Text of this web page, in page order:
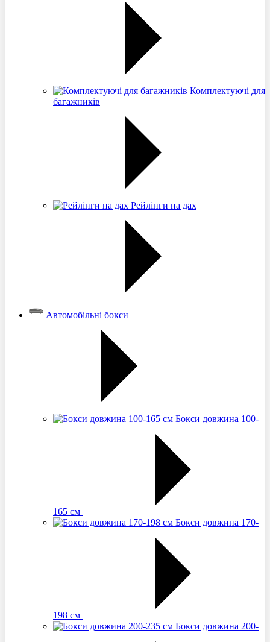
Комплектуючі для
багажників
Рейлінги на дах
Автомобільні бокси
Бокси довжина 100-
165 см
Бокси довжина 170-
198 см
Бокси довжина 200-